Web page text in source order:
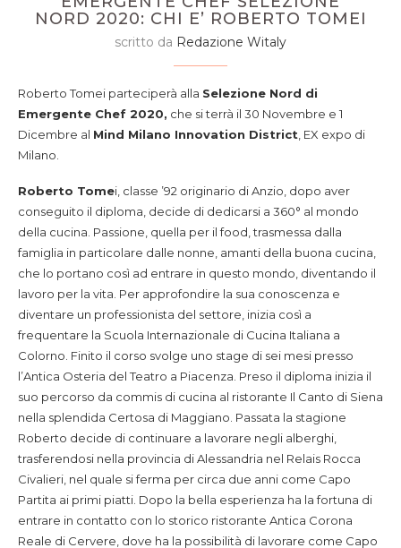
NORD 2020: CHI E’ ROBERTO TOMEI
scritto da Redazione Witaly
Roberto Tomei parteciperà alla Selezione Nord di
Emergente Chef 2020, che si terrà il 30 Novembre e 1
Dicembre al Mind Milano Innovation District , EX expo di
Milano.
Roberto Tomei, classe ’92 originario di Anzio, dopo aver
conseguito il diploma, decide di dedicarsi a 360° al mondo
della cucina. Passione, quella per il food, trasmessa dalla
famiglia in particolare dalle nonne, amanti della buona cucina,
che lo portano così ad entrare in questo mondo, diventando il
lavoro per la vita. Per approfondire la sua conoscenza e
diventare un professionista del settore, inizia così a
frequentare la Scuola Internazionale di Cucina Italiana a
Colorno. Finito il corso svolge uno stage di sei mesi presso
l’Antica Osteria del Teatro a Piacenza. Preso il diploma inizia il
suo percorso da commis di cucina al ristorante Il Canto di Siena
nella splendida Certosa di Maggiano. Passata la stagione
Roberto decide di continuare a lavorare negli alberghi,
trasferendosi nella provincia di Alessandria nel Relais Rocca
Civalieri, nel quale si ferma per circa due anni come Capo
Partita ai primi piatti. Dopo la bella esperienza ha la fortuna di
entrare in contatto con lo storico ristorante Antica Corona
Reale di Cervere, dove ha la possibilità di lavorare come Capo